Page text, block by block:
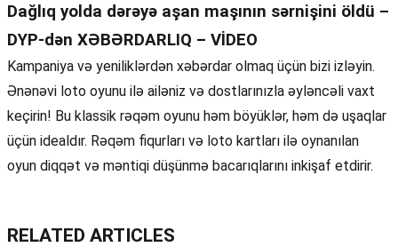
Dağlıq yolda dərəyə aşan maşının sərnişini öldü –
DYP-dən XƏBƏRDARLIQ – VİDEO
Kampaniya və yeniliklərdən xəbərdar olmaq üçün bizi izləyin.
Ənənəvi loto oyunu ilə ailəniz və dostlarınızla əyləncəli vaxt
keçirin! Bu klassik rəqəm oyunu həm böyüklər, həm də uşaqlar
üçün idealdır. Rəqəm fiqurları və loto kartları ilə oynanılan
oyun diqqət və məntiqi düşünmə bacarıqlarını inkişaf etdirir.
RELATED ARTICLES